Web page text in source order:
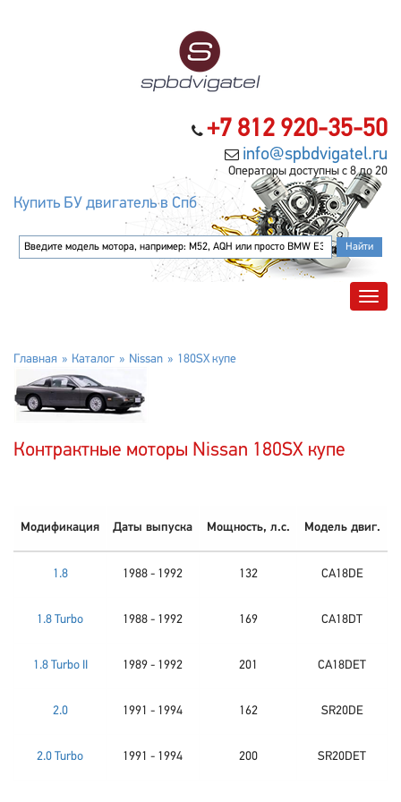
+7 812 920-35-50
info@spbdvigatel.ru
Операторы доступны с 8 до 20
Купить БУ двигатель в Спб
Главная Каталог Nissan 180SX купе
Контрактные моторы Nissan 180SX купе
Модификация Даты выпуска Мощность, л.с. Модель двиг.
1.8 1988 - 1992 132 CA18DE
1.8 Turbo 1988 - 1992 169 CA18DT
1.8 Turbo II 1989 - 1992 201 CA18DET
2.0 1991 - 1994 162 SR20DE
2.0 Turbo 1991 - 1994 200 SR20DET